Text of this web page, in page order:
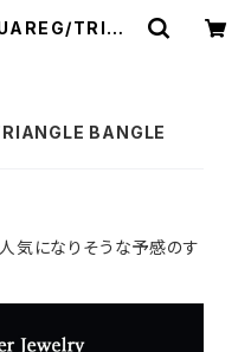
TRIAN
BANGLE
気になりそうな予感のす